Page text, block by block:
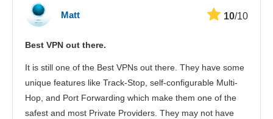
Matt 10/10
Best VPN out there.
It is still one of the Best VPNs out there. They have some
unique features like Track-Stop, self-configurable Multi-
Hop, and Port Forwarding which make them one of the
safest and most Private Providers. They may not have